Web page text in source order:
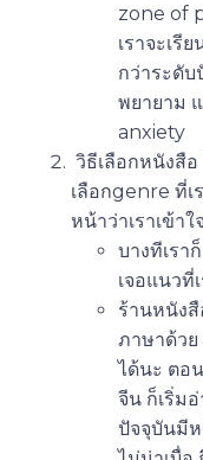
zone of
เราจะเรี
กว่าระดับ
พยายาม
anxiety
วิธีเลือกหนังสื
เลือกgenre ที่เ
หน้าว่าเราเข้า
บางทีเรา
เจอแนวที่
ร้านหนัง
ภาษาด้วย
ได้นะ ตอ
จีน ก็เริ่ม
ปัจจุบันมีห